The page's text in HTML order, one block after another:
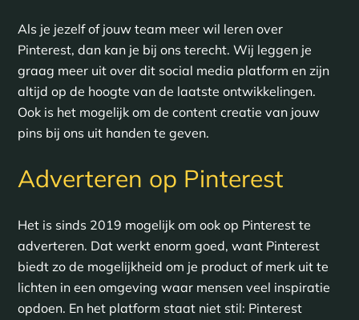
Als je jezelf of jouw team meer wil leren over
Pinterest, dan kan je bij ons terecht. Wij leggen je
graag meer uit over dit social media platform en zijn
altijd op de hoogte van de laatste ontwikkelingen.
Ook is het mogelijk om de content creatie van jouw
pins bij ons uit handen te geven.
Adverteren op Pinterest
Het is sinds 2019 mogelijk om ook op Pinterest te
adverteren. Dat werkt enorm goed, want Pinterest
biedt zo de mogelijkheid om je product of merk uit te
lichten in een omgeving waar mensen veel inspiratie
opdoen. En het platform staat niet stil: Pinterest